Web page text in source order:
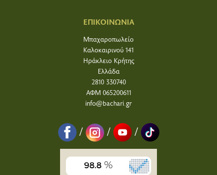
ΕΠΙΚΟΙΝΩΝΙΑ
Μπαχαροπωλείο
Καλοκαιρινού 141
Ηράκλειο Κρήτης
Ελλάδα
2810 330740
ΑΦΜ 065200611
info@bachari.gr
/ / /